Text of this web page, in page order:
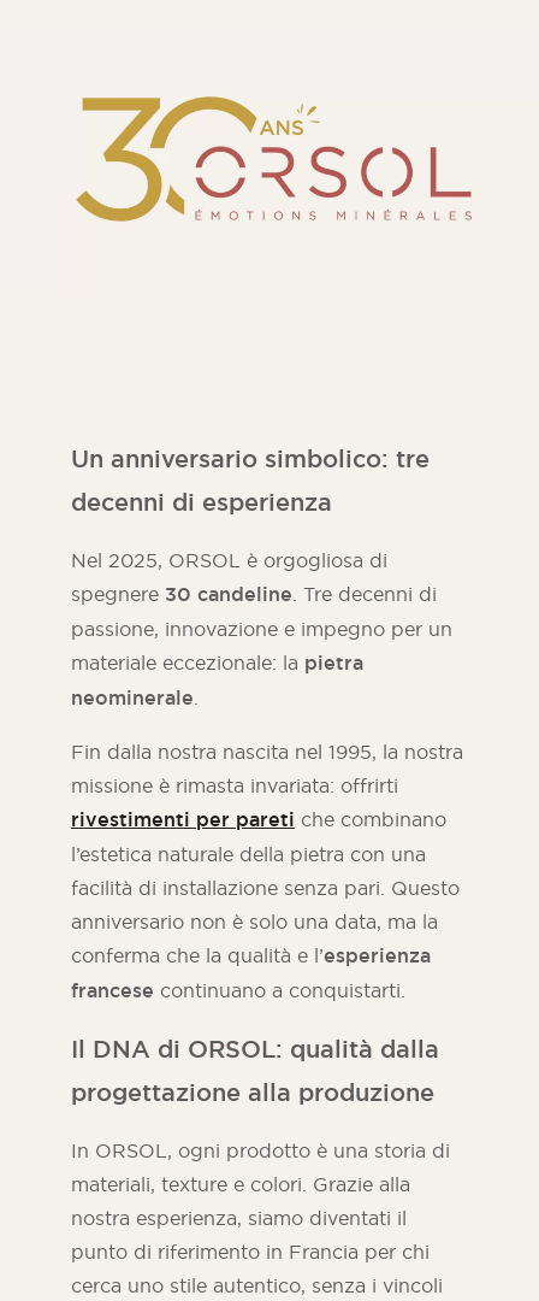
Bagno
TUTTI GLI SPAZI INTERNI
Rivista ORSOL
Lasciatevi ispirare dalla scoperta dell'estetica
e delle texture di ORSOL.
Un anniversario simbolico: tre
decenni di esperienza
Nel 2025, ORSOL è orgogliosa di
spegnere 30 candeline. Tre decenni di
passione, innovazione e impegno per un
materiale eccezionale: la pietra
neominerale.
Fin dalla nostra nascita nel 1995, la nostra
missione è rimasta invariata: offrirti
rivestimenti per pareti che combinano
l’estetica naturale della pietra con una
facilità di installazione senza pari. Questo
anniversario non è solo una data, ma la
conferma che la qualità e l’esperienza
francese continuano a conquistarti.
Il DNA di ORSOL: qualità dalla
progettazione alla produzione
In ORSOL, ogni prodotto è una storia di
materiali, texture e colori. Grazie alla
nostra esperienza, siamo diventati il
punto di riferimento in Francia per chi
cerca uno stile autentico, senza i vincoli